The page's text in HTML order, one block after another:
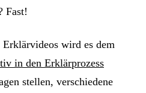
Fast!
wird es dem
in den Erklärprozess
stellen, verschiedene